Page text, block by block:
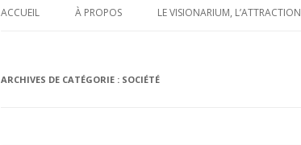
ACCUEIL À PROPOS LE VISIONARIUM, L’ATTRACTION
ARCHIVES DE CATÉGORIE : SOCIÉTÉ